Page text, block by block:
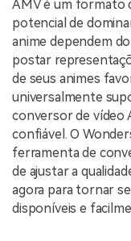
AMV é um formato
potencial de
anime dependem
postar
de seus animes
universalmente
conversor de vídeo
confiável. O
ferramenta de
de ajustar a
agora para tornar
disponíveis e